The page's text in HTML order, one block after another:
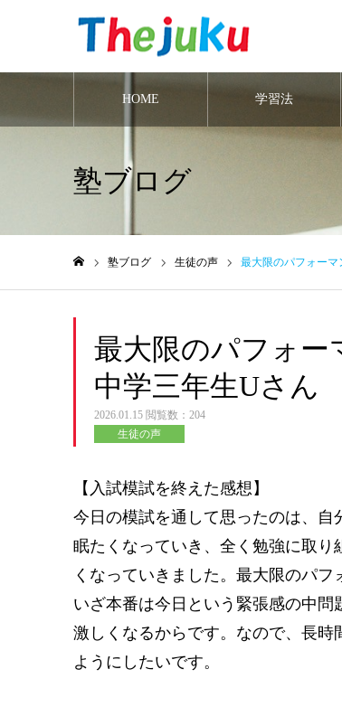
HOME 学習法
塾ブログ
塾ブログ 生徒の声 最大限のパフォー
最大限のパフォ
中学三年生Uさん
2026.01.15 閲覧数：204
生徒の声
【入試模試を終えた感想】
今日の模試を通して思ったのは、自
眠たくなっていき、全く勉強に取
くなっていきました。最大限のパ
いざ本番は今日という緊張感の中
激しくなるからです。なので、長
ようにしたいです。